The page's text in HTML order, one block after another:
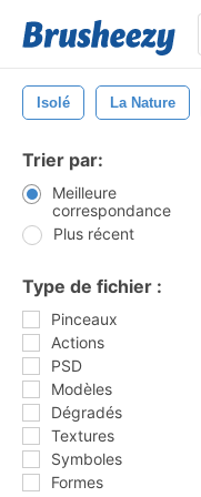
Isolé La Nature
Trier par:
Meilleure
correspondance
Plus récent
Type de fichier :
Pinceaux
Actions
PSD
Modèles
Dégradés
Textures
Symboles
Formes